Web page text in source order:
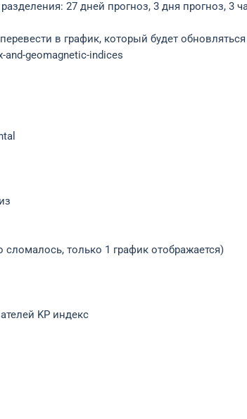
27 дней прогноз, 3 дня прогноз, 3
в график, который будет
geomagnetic-indices
только 1 график отображается)
KP индекс